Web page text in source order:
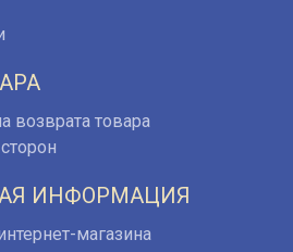
возврата товара
ИНФОРМАЦИЯ
магазина